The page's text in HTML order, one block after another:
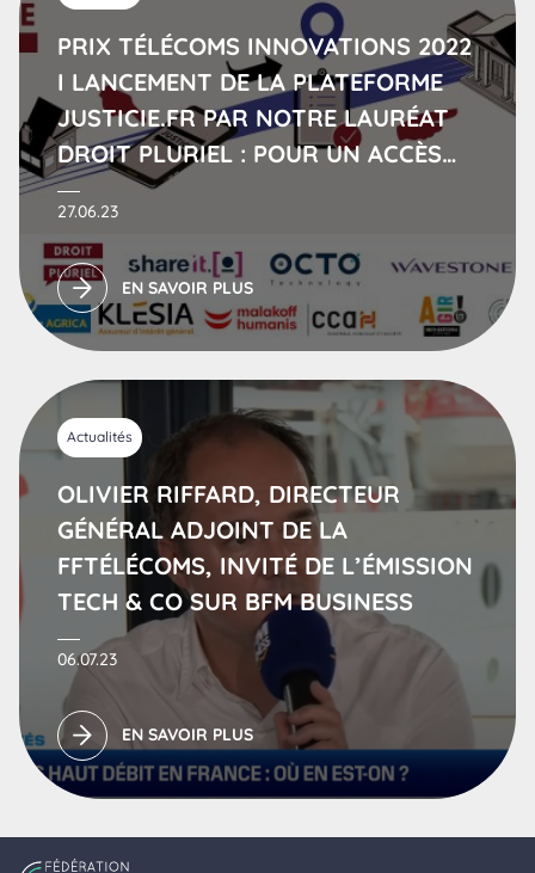
PRIX TÉLÉCOMS INNOVATIONS 2022
I LANCEMENT DE LA PLATEFORME
JUSTICIE.FR PAR NOTRE LAURÉAT
DROIT PLURIEL : POUR UN ACCÈS
UNIVERSEL AUX SERVICES DE LA
JUSTICE PAR LE NUMÉRIQUE
27.06.23
EN SAVOIR PLUS
Actualités
OLIVIER RIFFARD, DIRECTEUR
GÉNÉRAL ADJOINT DE LA
FFTÉLÉCOMS, INVITÉ DE L’ÉMISSION
TECH & CO SUR BFM BUSINESS
06.07.23
EN SAVOIR PLUS